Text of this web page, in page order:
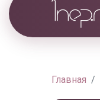
Главная